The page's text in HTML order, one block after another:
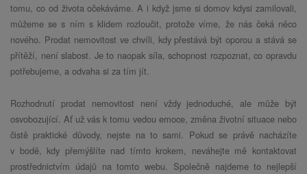
tomu, co od života očekáváme. A i když jsme si domov kdysi zamilovali,
můžeme se s ním s klidem rozloučit, protože víme, že nás čeká něco
nového. Prodat nemovitost ve chvíli, kdy přestává být oporou a stává se
přítěží, není slabost. Je to naopak síla, schopnost rozpoznat, co opravdu
potřebujeme, a odvaha si za tím jít.
Rozhodnutí prodat nemovitost není vždy jednoduché, ale může být
osvobozující. Ať už vás k tomu vedou emoce, změna životní situace nebo
čistě praktické důvody, nejste na to sami. Pokud se právě nacházíte
v bodě, kdy přemýšlíte nad tímto krokem, neváhejte mě kontaktovat
prostřednictvím údajů na tomto webu. Společně najdeme to nejlepší